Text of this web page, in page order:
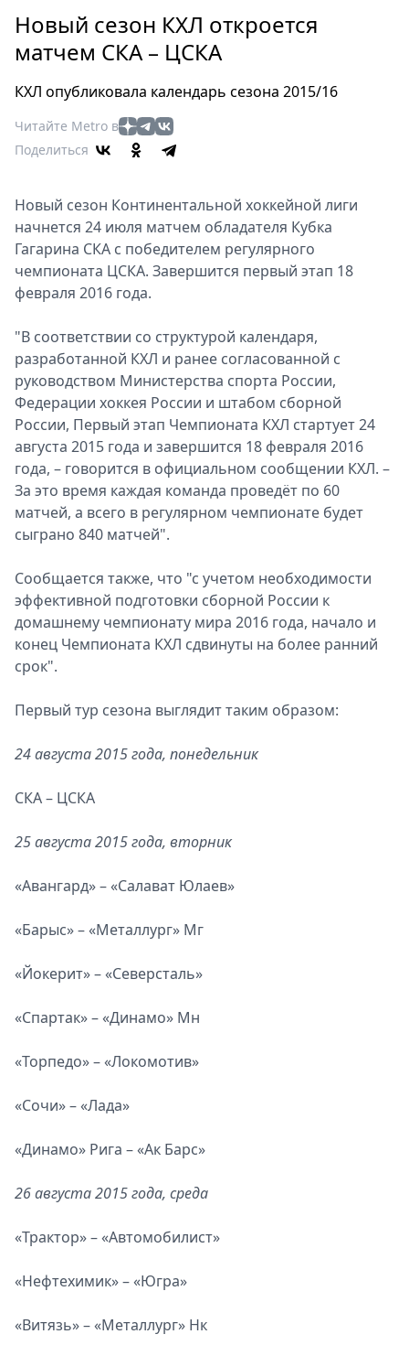
Россия
Мир
Еда
Туризм
Мода
Кино
Афиша
Книги
Выставки
Пресс-
релизы
О
Metro
Стримы
Спецпроекты
Звезды
Выборы
2026
Скачай
Metro
Новый сезон КХЛ откроется
матчем СКА – ЦСКА
КХЛ опубликовала календарь сезона 2015/16
Читайте Metro в
Поделиться
Новый сезон Континентальной хоккейной лиги
начнется 24 июля матчем обладателя Кубка
Гагарина СКА с победителем регулярного
чемпионата ЦСКА. Завершится первый этап 18
февраля 2016 года.
"В соответствии со структурой календаря,
разработанной КХЛ и ранее согласованной с
руководством Министерства спорта России,
Федерации хоккея России и штабом сборной
России, Первый этап Чемпионата КХЛ стартует 24
августа 2015 года и завершится 18 февраля 2016
года, – говорится в официальном сообщении КХЛ. –
За это время каждая команда проведёт по 60
матчей, а всего в регулярном чемпионате будет
сыграно 840 матчей".
Сообщается также, что "с учетом необходимости
эффективной подготовки сборной России к
домашнему чемпионату мира 2016 года, начало и
конец Чемпионата КХЛ сдвинуты на более ранний
срок".
Первый тур сезона выглядит таким образом:
24 августа 2015 года, понедельник
СКА – ЦСКА
25 августа 2015 года, вторник
«Авангард» – «Салават Юлаев»
«Барыс» – «Металлург» Мг
«Йокерит» – «Северсталь»
«Спартак» – «Динамо» Мн
«Торпедо» – «Локомотив»
«Сочи» – «Лада»
«Динамо» Рига – «Ак Барс»
26 августа 2015 года, среда
«Трактор» – «Автомобилист»
«Нефтехимик» – «Югра»
«Витязь» – «Металлург» Нк